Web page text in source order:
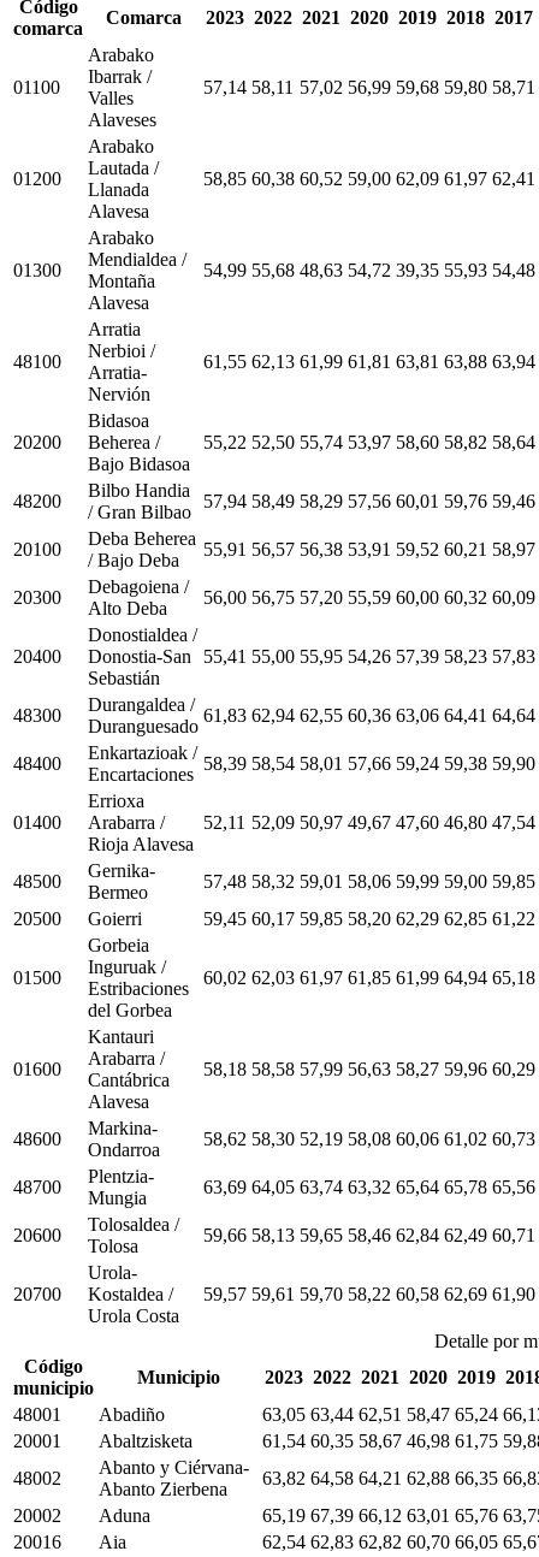
Código
comarca
Comarca 2023 2022 2021 2020 2019 2018 2017
01100
Arabako
Ibarrak /
Valles
Alaveses
57,14 58,11 57,02 56,99 59,68 59,80 58,71
01200
Arabako
Lautada /
Llanada
Alavesa
58,85 60,38 60,52 59,00 62,09 61,97 62,41
01300
Arabako
Mendialdea /
Montaña
Alavesa
54,99 55,68 48,63 54,72 39,35 55,93 54,48
48100
Arratia
Nerbioi /
Arratia-
Nervión
61,55 62,13 61,99 61,81 63,81 63,88 63,94
20200
Bidasoa
Beherea /
Bajo Bidasoa
55,22 52,50 55,74 53,97 58,60 58,82 58,64
48200
Bilbo Handia
/ Gran Bilbao
57,94 58,49 58,29 57,56 60,01 59,76 59,46
20100
Deba Beherea
/ Bajo Deba
55,91 56,57 56,38 53,91 59,52 60,21 58,97
20300
Debagoiena /
Alto Deba
56,00 56,75 57,20 55,59 60,00 60,32 60,09
20400
Donostialdea /
Donostia-San
Sebastián
55,41 55,00 55,95 54,26 57,39 58,23 57,83
48300
Durangaldea /
Duranguesado
61,83 62,94 62,55 60,36 63,06 64,41 64,64
48400
Enkartazioak /
Encartaciones
58,39 58,54 58,01 57,66 59,24 59,38 59,90
01400
Errioxa
Arabarra /
Rioja Alavesa
52,11 52,09 50,97 49,67 47,60 46,80 47,54
48500
Gernika-
Bermeo
57,48 58,32 59,01 58,06 59,99 59,00 59,85
20500
Goierri 59,45 60,17 59,85 58,20 62,29 62,85 61,22
01500
Gorbeia
Inguruak /
Estribaciones
del Gorbea
60,02 62,03 61,97 61,85 61,99 64,94 65,18
01600
Kantauri
Arabarra /
Cantábrica
Alavesa
58,18 58,58 57,99 56,63 58,27 59,96 60,29
48600
Markina-
Ondarroa
58,62 58,30 52,19 58,08 60,06 61,02 60,73
48700
Plentzia-
Mungia
63,69 64,05 63,74 63,32 65,64 65,78 65,56
20600
Tolosaldea /
Tolosa
59,66 58,13 59,65 58,46 62,84 62,49 60,71
20700
Urola-
Kostaldea /
Urola Costa
59,57 59,61 59,70 58,22 60,58 62,69 61,90
Detalle por
Código
municipio
Municipio 2023 2022 2021 2020 2019
48001
Abadiño 63,05 63,44 62,51 58,47 65,24
20001
Abaltzisketa 61,54 60,35 58,67 46,98 61,75
48002
Abanto y Ciérvana-
Abanto Zierbena
63,82 64,58 64,21 62,88 66,35
20002
Aduna 65,19 67,39 66,12 63,01 65,76
20016
Aia 62,54 62,83 62,82 60,70 66,05